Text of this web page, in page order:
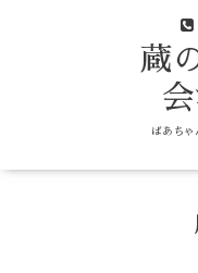
蔵
ばあちゃ